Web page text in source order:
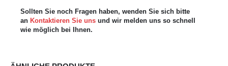
Sollten Sie noch Fragen haben, wenden Sie sich bitte
an Kontaktieren Sie uns und wir melden uns so schnell
wie möglich bei Ihnen.